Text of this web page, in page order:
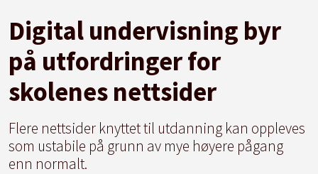
Digital undervisning byr
på utfordringer for
skolenes nettsider
Flere nettsider knyttet til utdanning kan oppleves
som ustabile på grunn av mye høyere pågang
enn normalt.